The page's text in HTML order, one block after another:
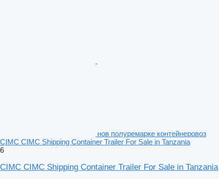
нов полуремарке контейнеровоз
CIMC CIMC Shipping Container Trailer For Sale in Tanzania
6
CIMC CIMC Shipping Container Trailer For Sale in Tanzania